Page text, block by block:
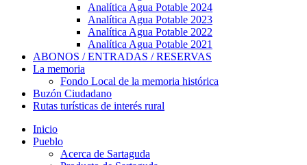
Analítica Agua Potable 2024
Analítica Agua Potable 2023
Analítica Agua Potable 2022
Analítica Agua Potable 2021
ABONOS / ENTRADAS / RESERVAS
La memoria
Fondo Local de la memoria histórica
Buzón Ciudadano
Rutas turísticas de interés rural
Inicio
Pueblo
Acerca de Sartaguda